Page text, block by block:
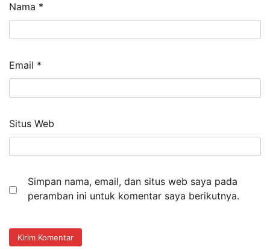
Nama *
Email *
Situs Web
Simpan nama, email, dan situs web saya pada
peramban ini untuk komentar saya berikutnya.